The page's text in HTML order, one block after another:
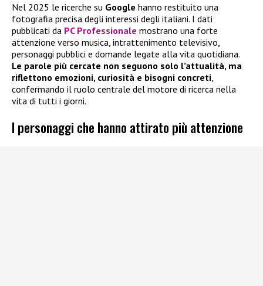
Nel 2025 le ricerche su Google hanno restituito una
fotografia precisa degli interessi degli italiani. I dati
pubblicati da PC Professionale mostrano una forte
attenzione verso musica, intrattenimento televisivo,
personaggi pubblici e domande legate alla vita quotidiana.
Le parole più cercate non seguono solo l’attualità, ma
riflettono emozioni, curiosità e bisogni concreti
confermando il ruolo centrale del motore di ricerca nella
vita di tutti i giorni.
I personaggi che hanno attirato più attenzione